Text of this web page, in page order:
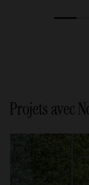
Projets avec